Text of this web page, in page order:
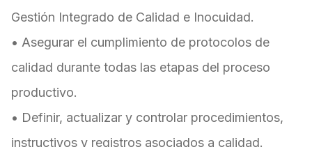
Gestión Integrado de Calidad e Inocuidad.
• Asegurar el cumplimiento de protocolos de
calidad durante todas las etapas del proceso
productivo.
• Definir, actualizar y controlar procedimientos,
instructivos y registros asociados a calidad.